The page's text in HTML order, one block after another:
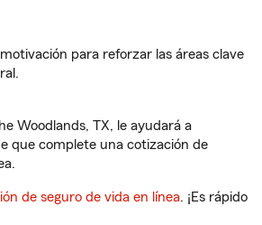
para reforzar las áreas clave
Woodlands, TX, le ayudará a
que complete una cotización de
de seguro de vida en línea. ¡Es rápido